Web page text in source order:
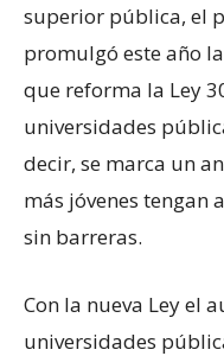
superior pública, el
promulgó este año
que reforma la Ley
universidades
decir, se marca un
más jóvenes tengan
sin barreras.
Con la nueva Ley el
universidades